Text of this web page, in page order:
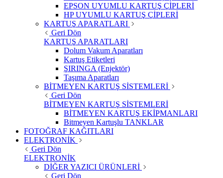
EPSON UYUMLU KARTUŞ ÇİPLERİ
HP UYUMLU KARTUŞ ÇİPLERİ
KARTUŞ APARATLARI
Geri Dön
KARTUŞ APARATLARI
Dolum Vakum Aparatları
Kartuş Etiketleri
ŞIRINGA (Enjektör)
Taşıma Aparatları
BİTMEYEN KARTUŞ SİSTEMLERİ
Geri Dön
BİTMEYEN KARTUŞ SİSTEMLERİ
BİTMEYEN KARTUŞ EKİPMANLARI
Bitmeyen Kartuşlu TANKLAR
FOTOĞRAF KAĞITLARI
ELEKTRONİK
Geri Dön
ELEKTRONİK
DİĞER YAZICI ÜRÜNLERİ
Geri Dön